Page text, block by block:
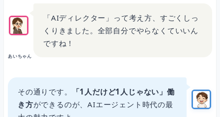
あいちゃん
「AIディレクター」って考え方、すごくしっ
くりきました。全部自分でやらなくていいん
ですね！
その通りです。
「1人だけど1人じゃない」働
き方ができるのが、AIエージェント時代の最